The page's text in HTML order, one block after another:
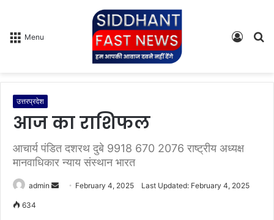
Menu
Log
उत्तरप्रदेश
आज का राशिफल
आचार्य पंडित दशरथ दुबे 9918 670 2076 राष्ट्रीय अध्यक्ष
मानवाधिकार न्याय संस्थान भारत
admin February 4, 2025 Last Updated: February 4, 2025
634